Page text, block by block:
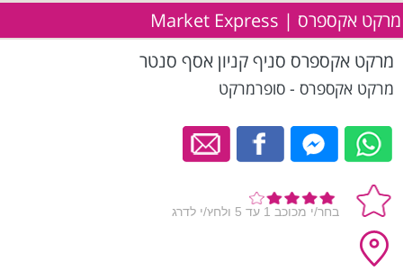
מרקט אקספרס | Market Express
מרקט אקספרס סניף קניון אסף סנטר
מרקט אקספרס - סופרמרקט